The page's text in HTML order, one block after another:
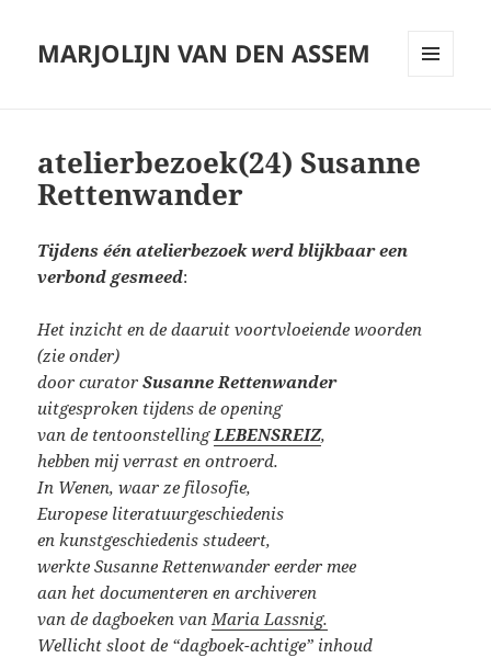
MARJOLIJN VAN DEN ASSEM
atelierbezoek(24) Susanne
Rettenwander
Tijdens één atelierbezoek werd blijkbaar een
verbond gesmeed:
Het inzicht en de daaruit voortvloeiende woorden
(zie onder)
door curatorSusanne Rettenwander
uitgesproken tijdens de opening
van de tentoonstellingLEBENSREIZ,
hebben mij verrast en ontroerd.
In Wenen, waar ze filosofie,
Europese literatuurgeschiedenis
en kunstgeschiedenis studeert,
werkte Susanne Rettenwander eerder mee
aan het documenteren en archiveren
van de dagboeken vanMaria Lassnig.
Wellicht sloot de “dagboek-achtige” inhoud